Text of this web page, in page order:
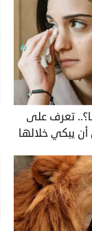
تعرف على
يبكي خلالها